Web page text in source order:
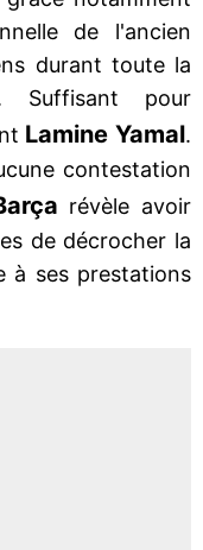
de l'ancien
durant toute la
Suffisant pour
Lamine Yamal.
contestation
révèle avoir
de décrocher la
à ses prestations